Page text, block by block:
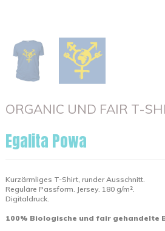
ORGANIC UND FAIR T-
Egalita Powa
Kurzärmliges T-Shirt, runder Ausschnitt.
Reguläre Passform. Jersey. 180 g/m².
Digitaldruck.
100% Biologische und fair gehandelte